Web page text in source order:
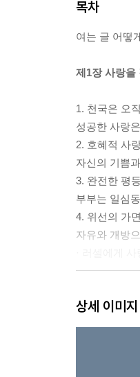
목차
여는 글 어떻
제1장 사랑을
1. 천국은 오
성공한 사랑
2. 호혜적 사
자신의 기쁨
3. 완전한 평
부부는 일심
4. 위선의 가
자유와 개방
5. 지식이 없
상세 이미지